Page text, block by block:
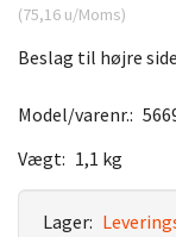
(75,16 u/Moms)
Beslag til højre
Model/varenr.:
Vægt: 1,1 kg
Lager: